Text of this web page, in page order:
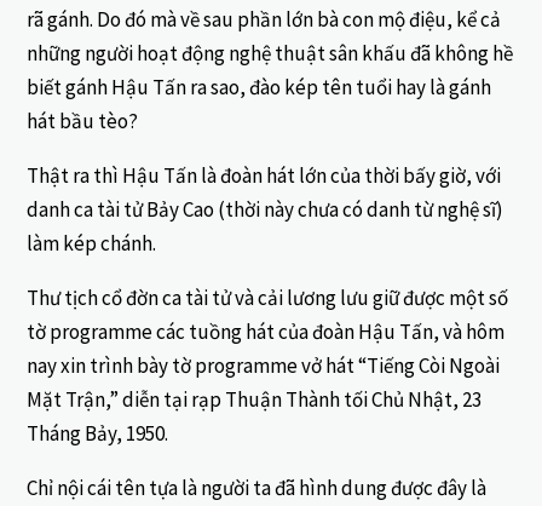
rã gánh. Do đó mà về sau phần lớn bà con mộ điệu, kể cả
những người hoạt động nghệ thuật sân khấu đã không hề
biết gánh Hậu Tấn ra sao, đào kép tên tuổi hay là gánh
hát bầu tèo?
Thật ra thì Hậu Tấn là đoàn hát lớn của thời bấy giờ, với
danh ca tài tử Bảy Cao (thời này chưa có danh từ nghệ sĩ)
làm kép chánh.
Thư tịch cổ đờn ca tài tử và cải lương lưu giữ được một số
tờ programme các tuồng hát của đoàn Hậu Tấn, và hôm
nay xin trình bày tờ programme vở hát “Tiếng Còi Ngoài
Mặt Trận,” diễn tại rạp Thuận Thành tối Chủ Nhật, 23
Tháng Bảy, 1950.
Chỉ nội cái tên tựa là người ta đã hình dung được đây là